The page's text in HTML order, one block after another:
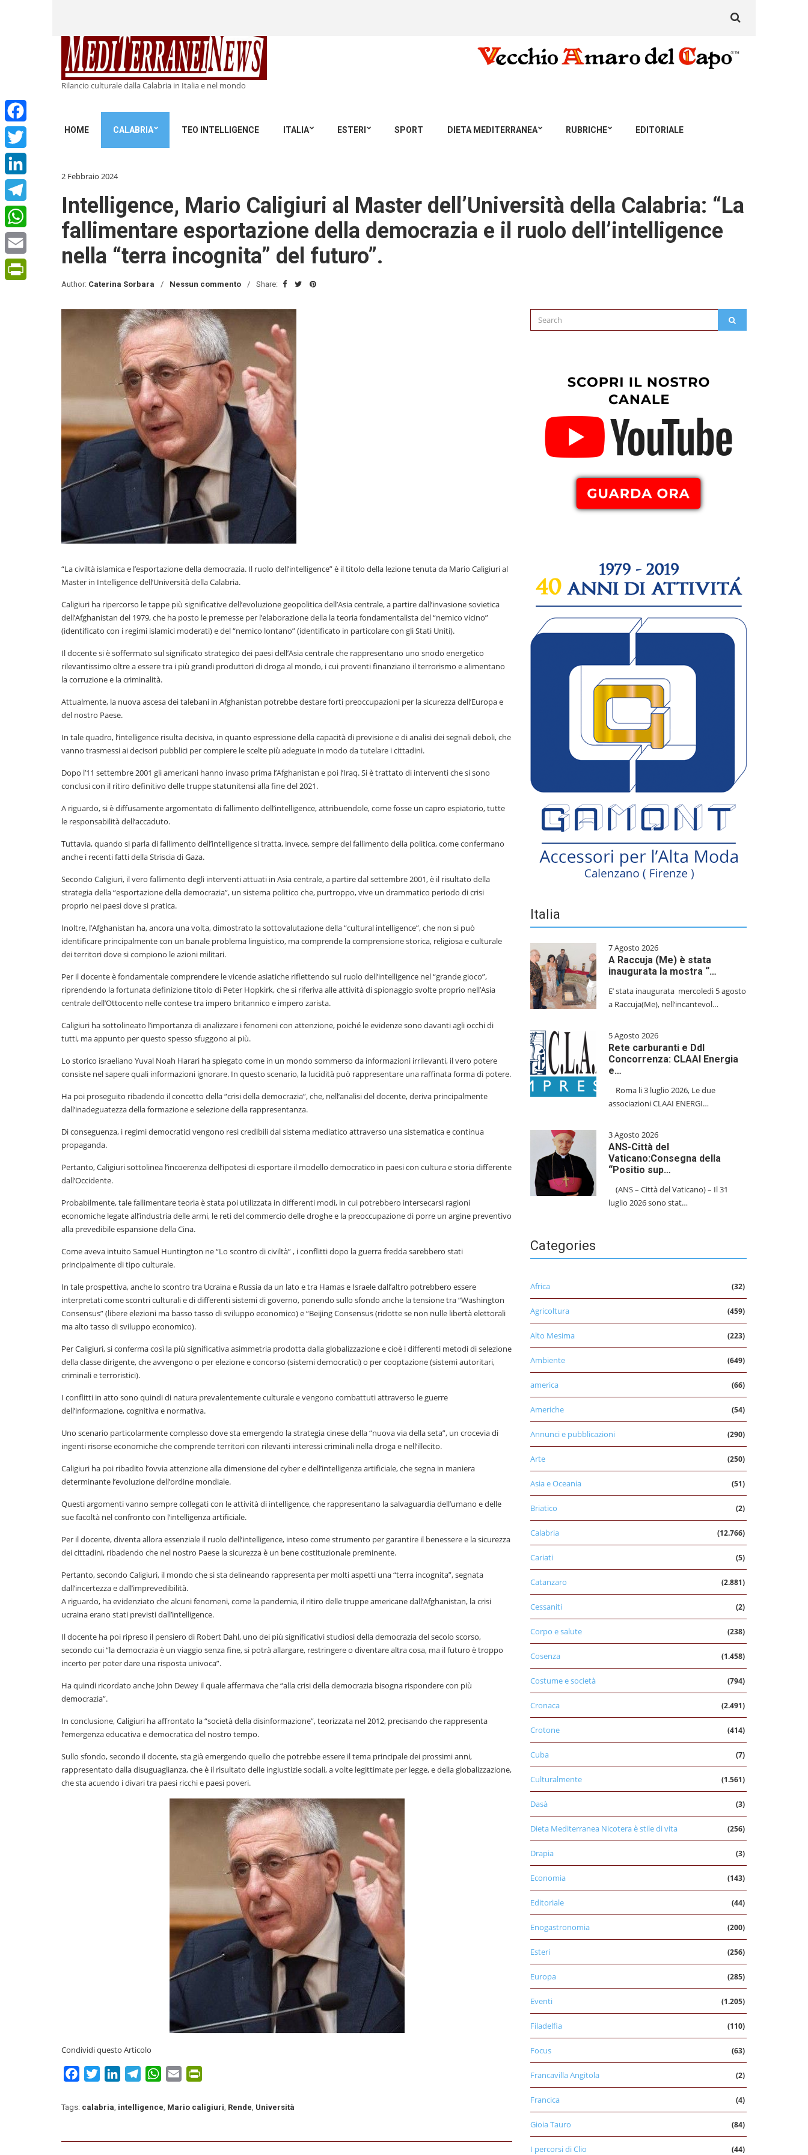
Rilancio culturale dalla Calabria in Italia e nel mondo
HOME CALABRIA TEO INTELLIGENCE ITALIA ESTERI SPORT DIETA MEDITERRANEA RUBRICHE EDITORIALE
for:
Facebook
Twitter
LinkedIn
Telegram
WhatsApp
Email
2 Febbraio 2024
Intelligence, Mario Caligiuri al Master dell’Università della Calabria: “La
fallimentare esportazione della democrazia e il ruolo dell’intelligence
nella “terra incognita” del futuro”.
Author: Caterina Sorbara Nessun commento Share:
“La civiltà islamica e l’esportazione della democrazia. Il ruolo dell’intelligence” è il titolo della lezione tenuta da Mario Caligiuri al
Master in Intelligence dell’Università della Calabria.
Caligiuri ha ripercorso le tappe più significative dell’evoluzione geopolitica dell’Asia centrale, a partire dall’invasione sovietica
dell’Afghanistan del 1979, che ha posto le premesse per l’elaborazione della la teoria fondamentalista del “nemico vicino”
(identificato con i regimi islamici moderati) e del “nemico lontano” (identificato in particolare con gli Stati Uniti).
Il docente si è soffermato sul significato strategico dei paesi dell’Asia centrale che rappresentano uno snodo energetico
rilevantissimo oltre a essere tra i più grandi produttori di droga al mondo, i cui proventi finanziano il terrorismo e alimentano
la corruzione e la criminalità.
Attualmente, la nuova ascesa dei talebani in Afghanistan potrebbe destare forti preoccupazioni per la sicurezza dell’Europa e
del nostro Paese.
In tale quadro, l’intelligence risulta decisiva, in quanto espressione della capacità di previsione e di analisi dei segnali deboli, che
vanno trasmessi ai decisori pubblici per compiere le scelte più adeguate in modo da tutelare i cittadini.
Dopo l’11 settembre 2001 gli americani hanno invaso prima l’Afghanistan e poi l’Iraq. Si è trattato di interventi che si sono
conclusi con il ritiro definitivo delle truppe statunitensi alla fine del 2021.
A riguardo, si è diffusamente argomentato di fallimento dell’intelligence, attribuendole, come fosse un capro espiatorio, tutte
le responsabilità dell’accaduto.
Tuttavia, quando si parla di fallimento dell’intelligence si tratta, invece, sempre del fallimento della politica, come confermano
anche i recenti fatti della Striscia di Gaza.
Secondo Caligiuri, il vero fallimento degli interventi attuati in Asia centrale, a partire dal settembre 2001, è il risultato della
strategia della “esportazione della democrazia”, un sistema politico che, purtroppo, vive un drammatico periodo di crisi
proprio nei paesi dove si pratica.
Inoltre, l’Afghanistan ha, ancora una volta, dimostrato la sottovalutazione della “cultural intelligence”, che non si può
identificare principalmente con un banale problema linguistico, ma comprende la comprensione storica, religiosa e culturale
dei territori dove si compiono le azioni militari.
Per il docente è fondamentale comprendere le vicende asiatiche riflettendo sul ruolo dell’intelligence nel “grande gioco”,
riprendendo la fortunata definizione titolo di Peter Hopkirk, che si riferiva alle attività di spionaggio svolte proprio nell’Asia
centrale dell’Ottocento nelle contese tra impero britannico e impero zarista.
Caligiuri ha sottolineato l’importanza di analizzare i fenomeni con attenzione, poiché le evidenze sono davanti agli occhi di
tutti, ma appunto per questo spesso sfuggono ai più.
Lo storico israeliano Yuval Noah Harari ha spiegato come in un mondo sommerso da informazioni irrilevanti, il vero potere
consiste nel sapere quali informazioni ignorare. In questo scenario, la lucidità può rappresentare una raffinata forma di potere.
Ha poi proseguito ribadendo il concetto della “crisi della democrazia”, che, nell’analisi del docente, deriva principalmente
dall’inadeguatezza della formazione e selezione della rappresentanza.
Di conseguenza, i regimi democratici vengono resi credibili dal sistema mediatico attraverso una sistematica e continua
propaganda.
Pertanto, Caligiuri sottolinea l’incoerenza dell’ipotesi di esportare il modello democratico in paesi con cultura e storia differente
dall’Occidente.
Probabilmente, tale fallimentare teoria è stata poi utilizzata in differenti modi, in cui potrebbero intersecarsi ragioni
economiche legate all’industria delle armi, le reti del commercio delle droghe e la preoccupazione di porre un argine preventivo
alla prevedibile espansione della Cina.
Come aveva intuito Samuel Huntington ne “Lo scontro di civiltà” , i conflitti dopo la guerra fredda sarebbero stati
principalmente di tipo culturale.
In tale prospettiva, anche lo scontro tra Ucraina e Russia da un lato e tra Hamas e Israele dall’altro potrebbero essere
interpretati come scontri culturali e di differenti sistemi di governo, ponendo sullo sfondo anche la tensione tra “Washington
Consensus” (libere elezioni ma basso tasso di sviluppo economico) e “Beijing Consensus (ridotte se non nulle libertà elettorali
ma alto tasso di sviluppo economico).
Per Caligiuri, si conferma così la più significativa asimmetria prodotta dalla globalizzazione e cioè i differenti metodi di selezione
della classe dirigente, che avvengono o per elezione e concorso (sistemi democratici) o per cooptazione (sistemi autoritari,
criminali e terroristici).
I conflitti in atto sono quindi di natura prevalentemente culturale e vengono combattuti attraverso le guerre
dell’informazione, cognitiva e normativa.
Uno scenario particolarmente complesso dove sta emergendo la strategia cinese della “nuova via della seta”, un crocevia di
ingenti risorse economiche che comprende territori con rilevanti interessi criminali nella droga e nell’illecito.
Caligiuri ha poi ribadito l’ovvia attenzione alla dimensione del cyber e dell’intelligenza artificiale, che segna in maniera
determinante l’evoluzione dell’ordine mondiale.
Questi argomenti vanno sempre collegati con le attività di intelligence, che rappresentano la salvaguardia dell’umano e delle
sue facoltà nel confronto con l’intelligenza artificiale.
Per il docente, diventa allora essenziale il ruolo dell’intelligence, inteso come strumento per garantire il benessere e la sicurezza
dei cittadini, ribadendo che nel nostro Paese la sicurezza è un bene costituzionale preminente.
Pertanto, secondo Caligiuri, il mondo che si sta delineando rappresenta per molti aspetti una “terra incognita”, segnata
dall’incertezza e dall’imprevedibilità.
A riguardo, ha evidenziato che alcuni fenomeni, come la pandemia, il ritiro delle truppe americane dall’Afghanistan, la crisi
ucraina erano stati previsti dall’intelligence.
Il docente ha poi ripreso il pensiero di Robert Dahl, uno dei più significativi studiosi della democrazia del secolo scorso,
secondo cui “la democrazia è un viaggio senza fine, si potrà allargare, restringere o diventare altra cosa, ma il futuro è troppo
incerto per poter dare una risposta univoca”.
Ha quindi ricordato anche John Dewey il quale affermava che “alla crisi della democrazia bisogna rispondere con più
democrazia”.
In conclusione, Caligiuri ha affrontato la “società della disinformazione”, teorizzata nel 2012, precisando che rappresenta
l’emergenza educativa e democratica del nostro tempo.
Sullo sfondo, secondo il docente, sta già emergendo quello che potrebbe essere il tema principale dei prossimi anni,
rappresentato dalla disuguaglianza, che è il risultato delle ingiustizie sociali, a volte legittimate per legge, e della globalizzazione,
che sta acuendo i divari tra paesi ricchi e paesi poveri.
Condividi questo Articolo
FacebookTwitterLinkedInTelegramWhatsApp
Email
Tags: calabria, intelligence, Mario caligiuri, Rende, Università
Search
for:
Italia
7 Agosto 2026
A Raccuja (Me) è stata
inaugurata la mostra “…
E’ stata inaugurata mercoledì 5 agosto
a Raccuja(Me), nell’incantevol…
5 Agosto 2026
Rete carburanti e Ddl
Concorrenza: CLAAI Energia
e…
​Roma li 3 luglio 2026, Le due
associazioni CLAAI ENERGI…
3 Agosto 2026
ANS-Città del
Vaticano:Consegna della
“Positio sup…
(ANS – Città del Vaticano) – Il 31
luglio 2026 sono stat…
Categories
Africa (32)
Agricoltura (459)
Alto Mesima (223)
Ambiente (649)
america (66)
Americhe (54)
Annunci e pubblicazioni (290)
Arte (250)
Asia e Oceania (51)
Briatico (2)
Calabria (12.766)
Cariati (5)
Catanzaro (2.881)
Cessaniti (2)
Corpo e salute (238)
Cosenza (1.458)
Costume e società (794)
Cronaca (2.491)
Crotone (414)
Cuba (7)
Culturalmente (1.561)
Dasà (3)
Dieta Mediterranea Nicotera è stile di vita (256)
Drapia (3)
Economia (143)
Editoriale (44)
Enogastronomia (200)
Esteri (256)
Europa (285)
Eventi (1.205)
Filadelfia (110)
Focus (63)
Francavilla Angitola (2)
Francica (4)
Gioia Tauro (84)
I percorsi di Clio (44)